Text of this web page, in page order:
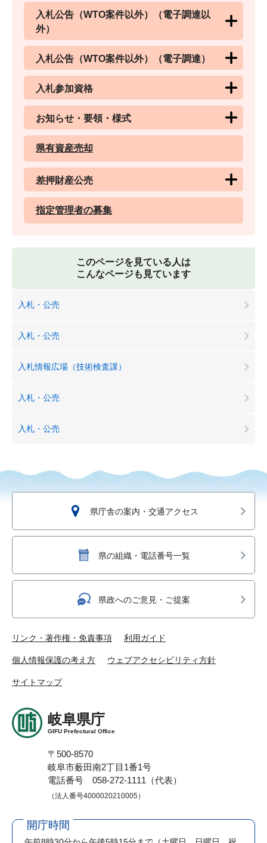
入札公告（WTO案件以外）（電子調達以
外）
入札公告（WTO案件以外）（電子調達）
入札参加資格
お知らせ・要領・様式
県有資産売却
差押財産公売
指定管理者の募集
このページを見ている人は
こんなページも見ています
入札・公売
入札・公売
入札情報広場（技術検査課）
入札・公売
入札・公売
県庁舎の案内・交通アクセス
県の組織・電話番号一覧
県政へのご意見・ご提案
リンク・著作権・免責事項 利用ガイド
個人情報保護の考え方 ウェブアクセシビリティ方針
サイトマップ
岐阜県庁
GIFU Prefectural Office
〒500-8570
岐阜市薮田南2丁目1番1号
電話番号 058-272-1111（代表）
（法人番号4000020210005）
開庁時間